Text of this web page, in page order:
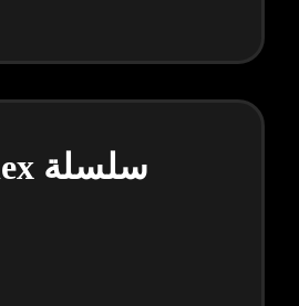
سلسلة Aflex